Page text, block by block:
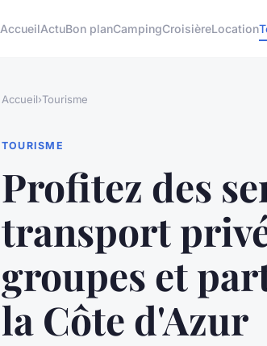
AccueilActuBon planCampingCroisièreLocation
Accueil›Tourisme
TOURISME
Profitez des
transport
groupes et
la Côte d'Azur